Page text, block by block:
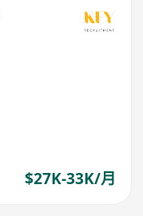
$27K-33K/月